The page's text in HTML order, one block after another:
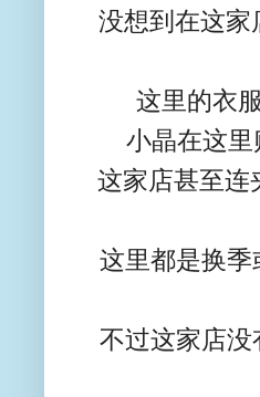
没想到在这家
这里的衣服
小晶在这
这家店甚至连
这里都是换
不过这家店